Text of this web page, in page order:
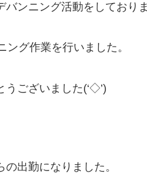
ンニング活動をしており
グ作業を行いました。
ございました(‘◇’)ゞ
出勤になりました。